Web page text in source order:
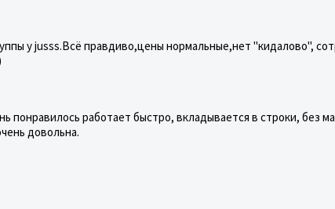
у jusss.Всё правдиво,цены нормальные,нет "кидалово",
понравилось работает быстро, вкладывается в строки, без
довольна.